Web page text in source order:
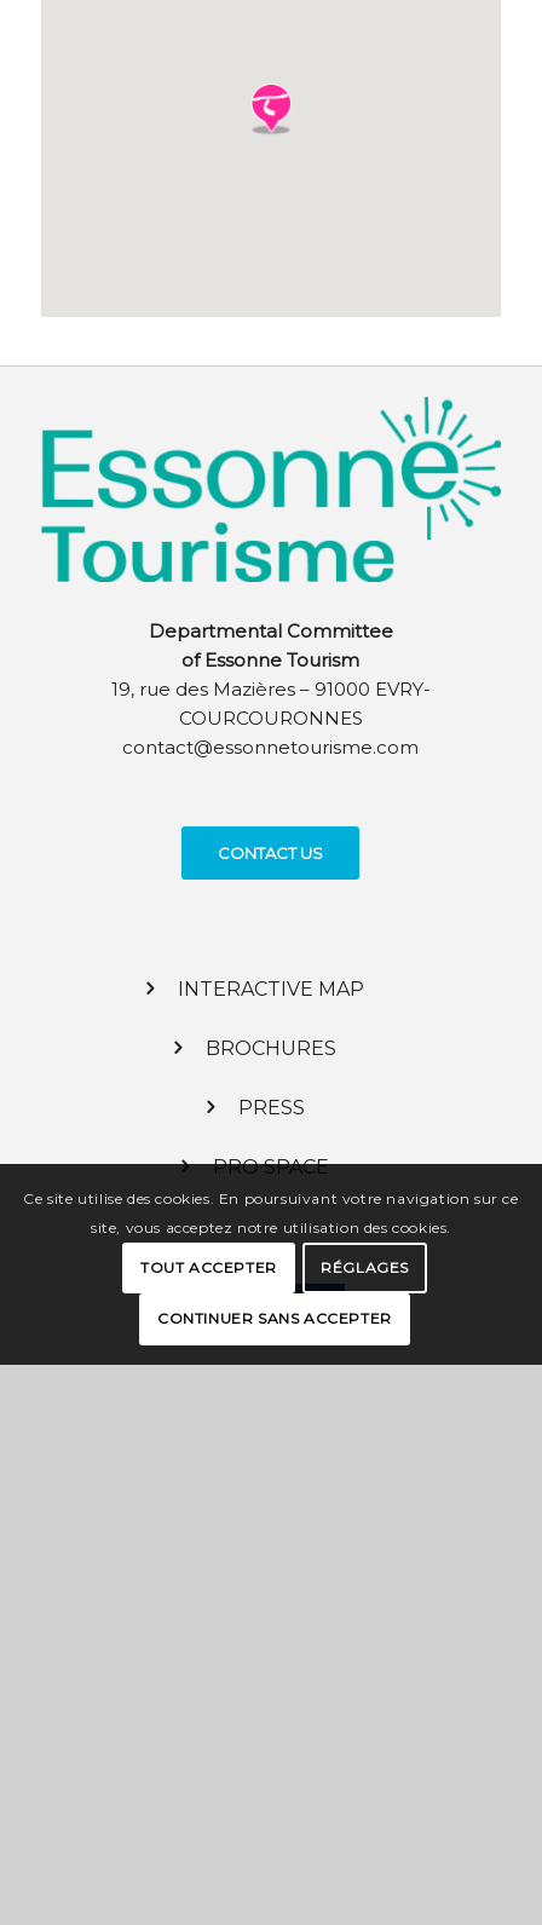
Departmental Committee
of Essonne Tourism
19, rue des Mazières – 91000 EVRY-
COURCOURONNES
contact@essonnetourisme.com
CONTACT US
INTERACTIVE MAP
BROCHURES
PRESS
PRO SPACE
Ce site utilise des cookies. En poursuivant votre navigation sur ce
site, vous acceptez notre utilisation des cookies.
TOUT ACCEPTER RÉGLAGES
CONTINUER SANS ACCEPTER